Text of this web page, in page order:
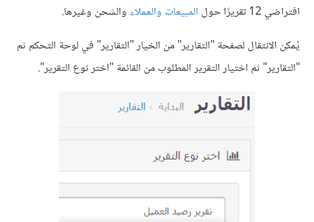
افتراضي 12 تقريرًا حول
المبيعات والعملاء والشحن وغيرها.
يُمكن الانتقال لصفحة "التقارير" من الخيار "التقارير" في لوحة التحكم ثم
"التقارير" ثم اختيار التقرير المطلوب من القائمة "اختر نوع التقرير".